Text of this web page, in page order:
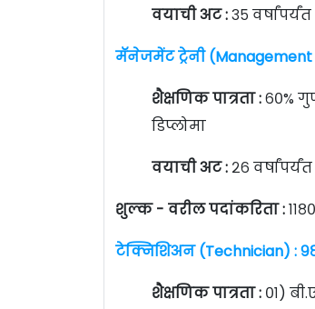
वयाची अट :३५ वर्षांपर्यंत
मॅनेजमेंट ट्रेनी (Management
शैक्षणिक पात्रता :६०%
डिप्लोमा
वयाची अट : २६ वर्षांपर्यंत
शुल्क - वरील पदांकरिता :
टेक्निशिअन (Technician) :
शैक्षणिक पात्रता : ०१)